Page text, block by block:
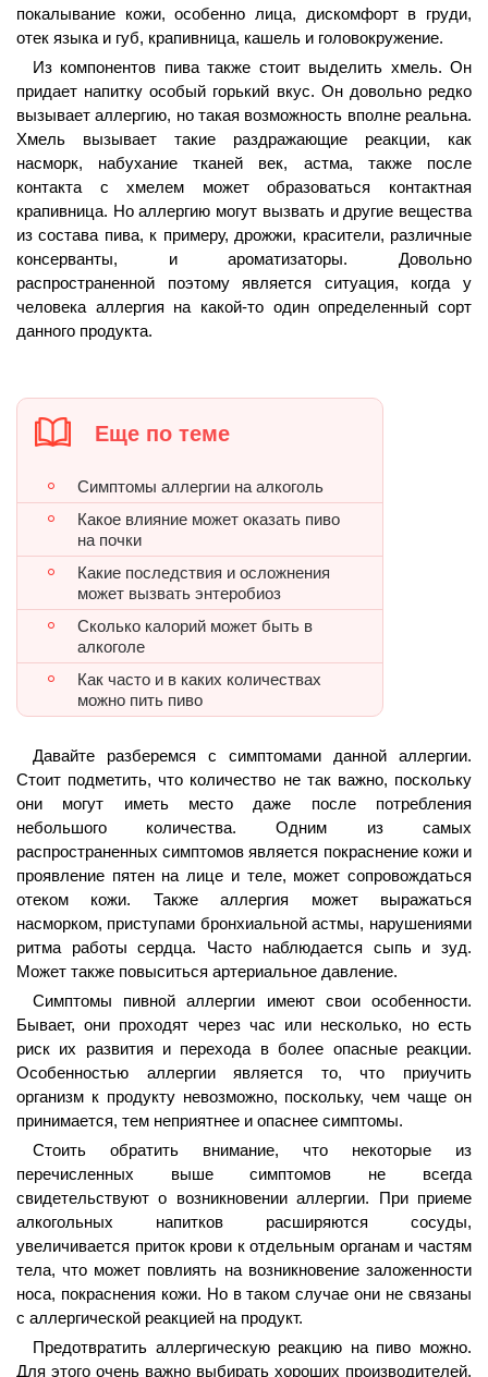
покалывание кожи, особенно лица, дискомфорт в груди,
отек языка и губ, крапивница, кашель и головокружение.
Из компонентов пива также стоит выделить хмель. Он
придает напитку особый горький вкус. Он довольно редко
вызывает аллергию, но такая возможность вполне реальна.
Хмель вызывает такие раздражающие реакции, как
насморк, набухание тканей век, астма, также после
контакта с хмелем может образоваться контактная
крапивница. Но аллергию могут вызвать и другие вещества
из состава пива, к примеру, дрожжи, красители, различные
консерванты, и ароматизаторы. Довольно
распространенной поэтому является ситуация, когда у
человека аллергия на какой-то один определенный сорт
данного продукта.
Еще по теме
Симптомы аллергии на алкоголь
Какое влияние может оказать пиво
на почки
Какие последствия и осложнения
может вызвать энтеробиоз
Сколько калорий может быть в
алкоголе
Как часто и в каких количествах
можно пить пиво
Давайте разберемся с симптомами данной аллергии.
Стоит подметить, что количество не так важно, поскольку
они могут иметь место даже после потребления
небольшого количества. Одним из самых
распространенных симптомов является покраснение кожи и
проявление пятен на лице и теле, может сопровождаться
отеком кожи. Также аллергия может выражаться
насморком, приступами бронхиальной астмы, нарушениями
ритма работы сердца. Часто наблюдается сыпь и зуд.
Может также повыситься артериальное давление.
Симптомы пивной аллергии имеют свои особенности.
Бывает, они проходят через час или несколько, но есть
риск их развития и перехода в более опасные реакции.
Особенностью аллергии является то, что приучить
организм к продукту невозможно, поскольку, чем чаще он
принимается, тем неприятнее и опаснее симптомы.
Стоить обратить внимание, что некоторые из
перечисленных выше симптомов не всегда
свидетельствуют о возникновении аллергии. При приеме
алкогольных напитков расширяются сосуды,
увеличивается приток крови к отдельным органам и частям
тела, что может повлиять на возникновение заложенности
носа, покраснения кожи. Но в таком случае они не связаны
с аллергической реакцией на продукт.
Предотвратить аллергическую реакцию на пиво можно.
Для этого очень важно выбирать хороших производителей.